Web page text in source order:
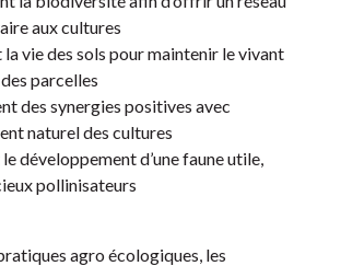
aux cultures
la vie des sols pour maintenir le vivant
parcelles
des synergies positives avec
naturel des cultures
développement d’une faune utile,
pollinisateurs
agro écologiques, les